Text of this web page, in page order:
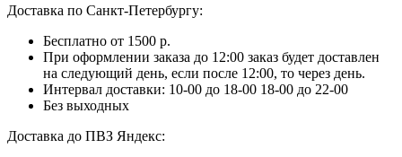
Доставка по Санкт-Петербургу:
Бесплатно от 1500 р.
При оформлении заказа до 12:00 заказ будет доставлен
на следующий день, если после 12:00, то через день.
Интервал доставки: 10-00 до 18-00 18-00 до 22-00
Без выходных
Доставка до ПВЗ Яндекс: